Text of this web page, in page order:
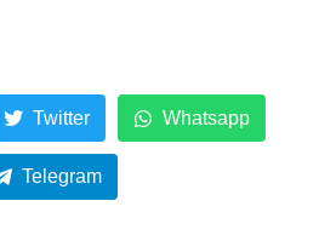
Twitter Whatsapp
Telegram